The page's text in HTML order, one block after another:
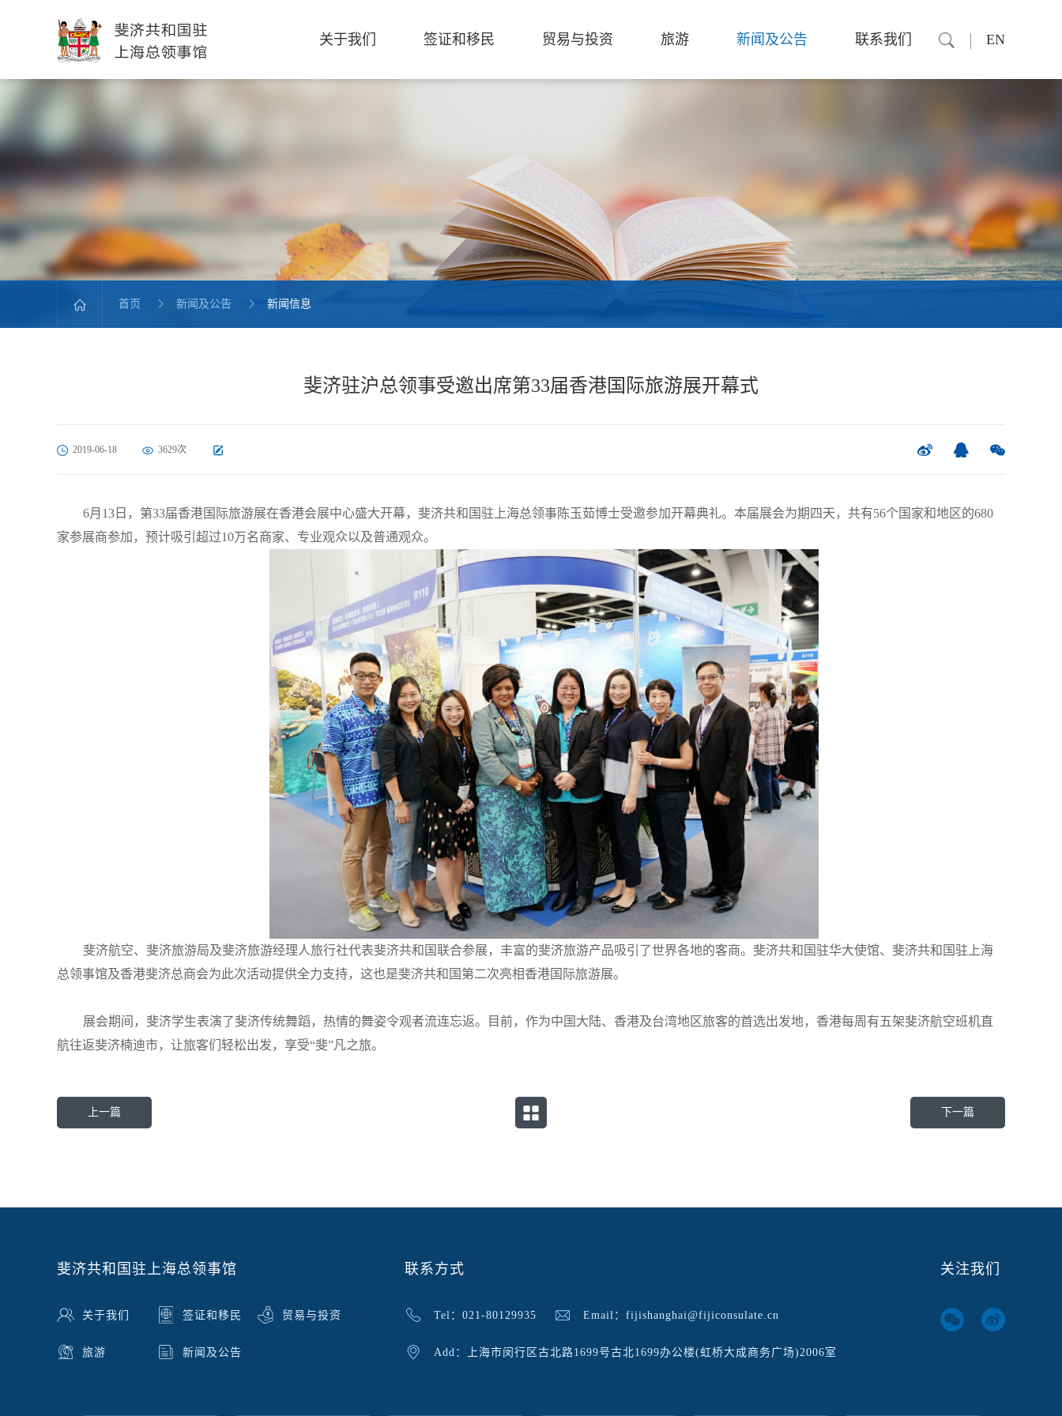
EN
关于我们 签证和移民 贸易与投资 旅游 新闻及公告 联系我们
首页 新闻及公告 新闻信息
斐济驻沪总领事受邀出席第33届香港国际旅游展开幕式
2019-06-18 3629次
6月13日，第33届香港国际旅游展在香港会展中心盛大开幕，斐济共和国驻上海总领事陈玉茹博士受邀参加开幕典礼。本届展会为期四天，共有56个国家和地区的680
家参展商参加，预计吸引超过10万名商家、专业观众以及普通观众。
斐济航空、斐济旅游局及斐济旅游经理人旅行社代表斐济共和国联合参展，丰富的斐济旅游产品吸引了世界各地的客商。斐济共和国驻华大使馆、斐济共和国驻上海
总领事馆及香港斐济总商会为此次活动提供全力支持，这也是斐济共和国第二次亮相香港国际旅游展。
展会期间，斐济学生表演了斐济传统舞蹈，热情的舞姿令观者流连忘返。目前，作为中国大陆、香港及台湾地区旅客的首选出发地，香港每周有五架斐济航空班机直
航往返斐济楠迪市，让旅客们轻松出发，享受“斐”凡之旅。
上一篇 下一篇
斐济共和国驻上海总领事馆
关于我们 签证和移民 贸易与投资
旅游 新闻及公告
联系方式
Tel：021-80129935 Email：fijishanghai@fijiconsulate.cn
Add：上海市闵行区古北路1699号古北1699办公楼(虹桥大成商务广场)2006室
关注我们